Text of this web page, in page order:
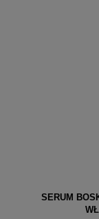
SERUM